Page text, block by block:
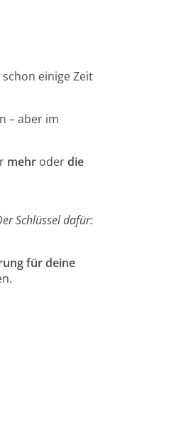
einige Zeit
– aber im
mehroderdie
Schlüssel dafür:
für deine